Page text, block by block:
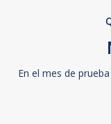
En el mes de